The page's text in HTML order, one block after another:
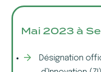
Mai 2023 à
Désignation